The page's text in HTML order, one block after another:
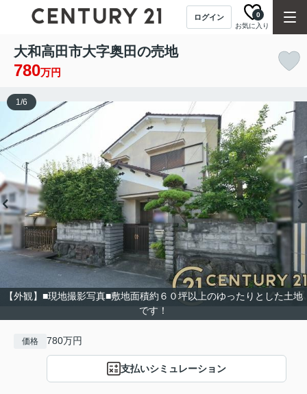
ログイン
お気に入り
0
大和高田市大字奥田の売地
780万円
【外観】■現地撮影写真■敷地面積約６０坪以上のゆったりとした土地
です！
1/6
価格 780万円
支払いシミュレーション